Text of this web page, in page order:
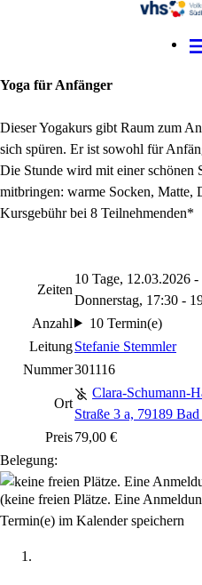
Yoga für Anfänger
Dieser Yogakurs gibt Raum zum
sich spüren. Er ist sowohl für
Die Stunde wird mit einer schönen
mitbringen: warme Socken, Matte,
Kursgebühr bei 8 Teilnehmenden*
Zeiten
10 Tage, 12.03.2026
Donnerstag, 17:30 -
Anzahl
10 Termin(e)
LeitungStefanie Stemmler
Nummer301116
Ort
Clara-Schumann-
Straße 3 a, 79189
Preis79,00 €
Belegung:
(keine freien Plätze. Eine
Termin(e) im Kalender speichern